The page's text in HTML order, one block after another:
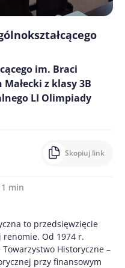
im. Braci
z klasy 3B
LI Olimpiady
Skopiuj link
min
to przedsięwzięcie
Od 1974 r.
Historyczne –
przy finansowym